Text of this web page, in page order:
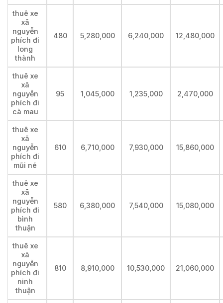
thuê xe
xã
nguyễn
phích đi
long
thành
480 5,280,000 6,240,000 12,480,000
thuê xe
xã
nguyễn
phích đi
cà mau
95 1,045,000 1,235,000 2,470,000
thuê xe
xã
nguyễn
phích đi
mũi né
610 6,710,000 7,930,000 15,860,000
thuê xe
xã
nguyễn
phích đi
bình
thuận
580 6,380,000 7,540,000 15,080,000
thuê xe
xã
nguyễn
phích đi
ninh
thuận
810 8,910,000 10,530,000 21,060,000